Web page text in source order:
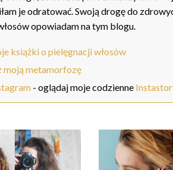
je odratować. Swoją drogę do
opowiadam na tym blogu.
książki o pielęgnacji włosów
moją metamorfozę
- oglądaj moje codzienne